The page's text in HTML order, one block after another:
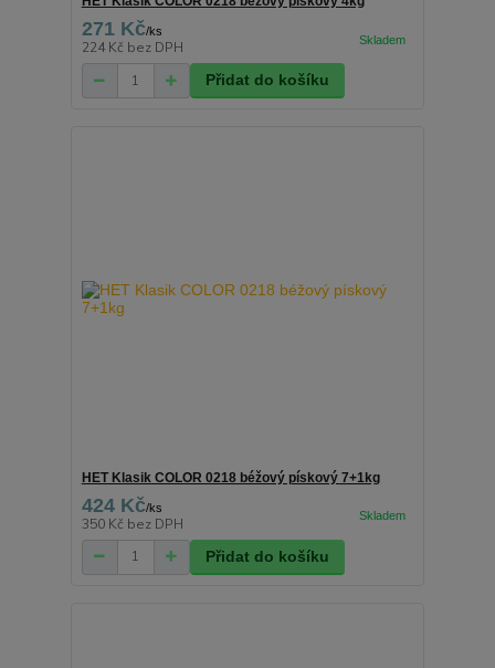
271 Kč/ks
224 Kč bez DPH
Přidat do košíku
HET Klasik COLOR 0218 béžový pískový 7+1kg
424 Kč/ks
350 Kč bez DPH
Přidat do košíku